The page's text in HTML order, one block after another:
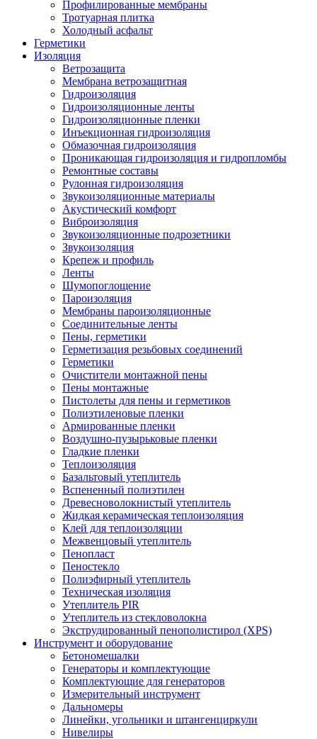
Профилированные мембраны
Тротуарная плитка
Холодный асфальт
Герметики
Изоляция
Ветрозащита
Мембрана ветрозащитная
Гидроизоляция
Гидроизоляционные ленты
Гидроизоляционные пленки
Инъекционная гидроизоляция
Обмазочная гидроизоляция
Проникающая гидроизоляция и гидропломбы
Ремонтные составы
Рулонная гидроизоляция
Звукоизоляционные материалы
Акустический комфорт
Виброизоляция
Звукоизоляционные подрозетники
Звукоизоляция
Крепеж и профиль
Ленты
Шумопоглощение
Пароизоляция
Мембраны пароизоляционные
Соединительные ленты
Пены, герметики
Герметизация резьбовых соединений
Герметики
Очистители монтажной пены
Пены монтажные
Пистолеты для пены и герметиков
Полиэтиленовые пленки
Армированные пленки
Воздушно-пузырьковые пленки
Гладкие пленки
Теплоизоляция
Базальтовый утеплитель
Вспененный полиэтилен
Древесноволокнистый утеплитель
Жидкая керамическая теплоизоляция
Клей для теплоизоляции
Межвенцовый утеплитель
Пенопласт
Пеностекло
Полиэфирный утеплитель
Техническая изоляция
Утеплитель PIR
Утеплитель из стекловолокна
Экструдированный пенополистирол (XPS)
Инструмент и оборудование
Бетономешалки
Генераторы и комплектующие
Комплектующие для генераторов
Измерительный инструмент
Дальномеры
Линейки, угольники и штангенциркули
Нивелиры